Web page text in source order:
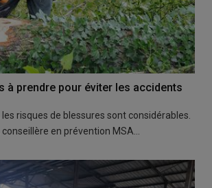
à prendre pour éviter les accidents
risques de blessures sont considérables.
en prévention MSA…